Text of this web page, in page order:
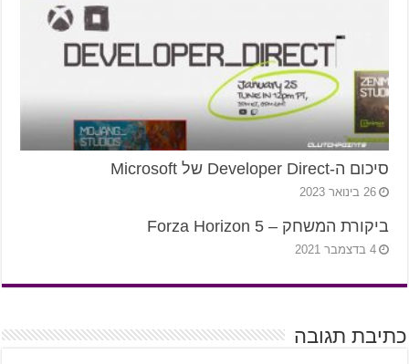
סיכום ה-Developer Direct של Microsoft
26 בינואר 2023
ביקורת המשחק – Forza Horizon 5
4 בדצמבר 2021
כתיבת תגובה